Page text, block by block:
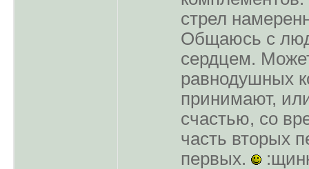
стрел
Общаюсь с
сердцем.
равнодушных
принимают,
счастью, со
часть вторых
первых.